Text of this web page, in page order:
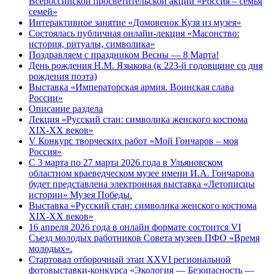
семей»
Интерактивное занятие «Домовенок Кузя из музея»
Состоялась публичная онлайн-лекция «Масонство:
история, ритуалы, символика»
Поздравляем с праздником Весны — 8 Марта!
День рождения Н.М. Языкова (к 223-й годовщине со дня
рождения поэта)
Выставка «Императорская армия. Воинская слава
России»
Описание раздела
Лекция «Русский стан: символика женского костюма
XIX-XX веков»
V Конкурс творческих работ «Мой Гончаров – моя
Россия»
С 3 марта по 27 марта 2026 года в Ульяновском
областном краеведческом музее имени И.А. Гончарова
будет представлена электронная выставка «Летописцы
истории» Музея Победы.
Выставка «Русский стан: символика женского костюма
XIX-XX веков»
16 апреля 2026 года в онлайн формате состоится VI
Съезд молодых работников Совета музеев ПФО «Время
молодых».
Стартовал отборочный этап XXVI региональной
фотовыставки-конкурса «Экология — Безопасность —